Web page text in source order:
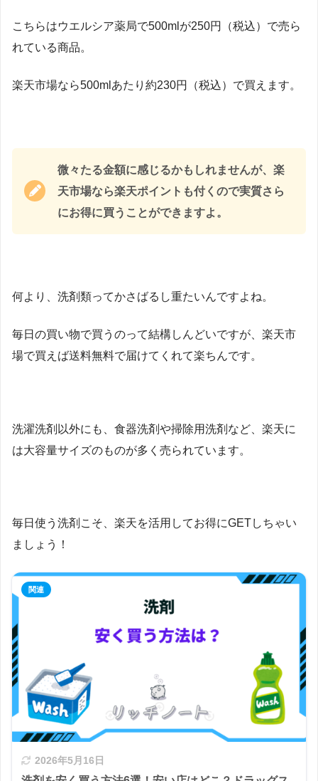
こちらはウエルシア薬局で500mlが250円（税込）で売ら
れている商品。
楽天市場なら500mlあたり約230円（税込）で買えます。
微々たる金額に感じるかもしれませんが、楽
天市場なら楽天ポイントも付くので実質さら
にお得に買うことができますよ。
何より、洗剤類ってかさばるし重たいんですよね。
毎日の買い物で買うのって結構しんどいですが、楽天市
場で買えば送料無料で届けてくれて楽ちんです。
洗濯洗剤以外にも、食器洗剤や掃除用洗剤など、楽天に
は大容量サイズのものが多く売られています。
毎日使う洗剤こそ、楽天を活用してお得にGETしちゃい
ましょう！
2026年5月16日